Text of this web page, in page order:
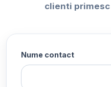
clienti
Nume contact